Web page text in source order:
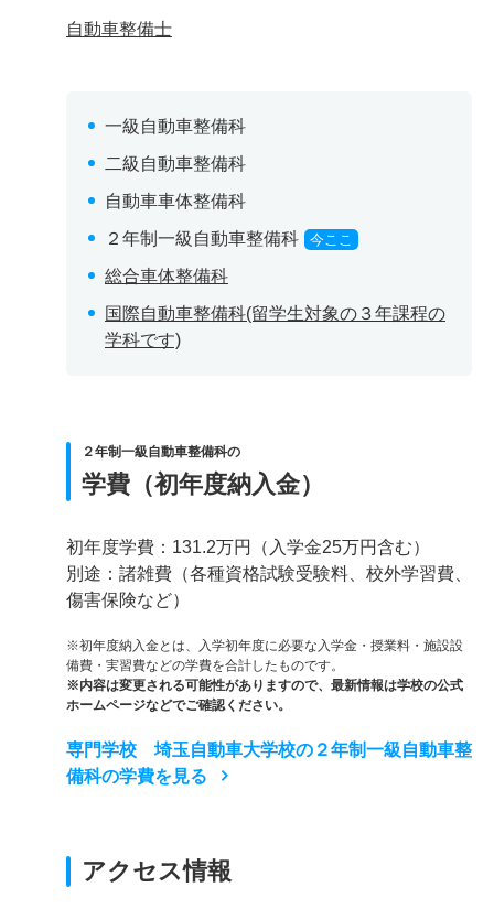
自動車整備士
一級自動車整備科
二級自動車整備科
自動車車体整備科
２年制一級自動車整備科
今ここ
総合車体整備科
国際自動車整備科(留学生対象の３年課程の
学科です)
２年制一級自動車整備科の
学費（初年度納入金）
初年度学費：131.2万円（入学金25万円含む）
別途：諸雑費（各種資格試験受験料、校外学習費、
傷害保険など）
※初年度納入金とは、入学初年度に必要な入学金・授業料・施設設
備費・実習費などの学費を合計したものです。
※内容は変更される可能性がありますので、最新情報は学校の公式
ホームページなどでご確認ください。
専門学校 埼玉自動車大学校の２年制一級自動車整
備科の学費を見る
アクセス情報